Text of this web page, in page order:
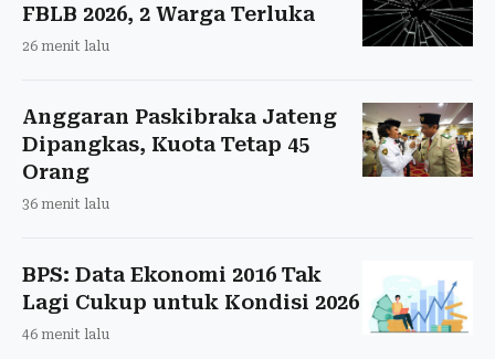
FBLB 2026, 2 Warga Terluka
26 menit lalu
Anggaran Paskibraka Jateng
Dipangkas, Kuota Tetap 45
Orang
36 menit lalu
BPS: Data Ekonomi 2016 Tak
Lagi Cukup untuk Kondisi 2026
46 menit lalu